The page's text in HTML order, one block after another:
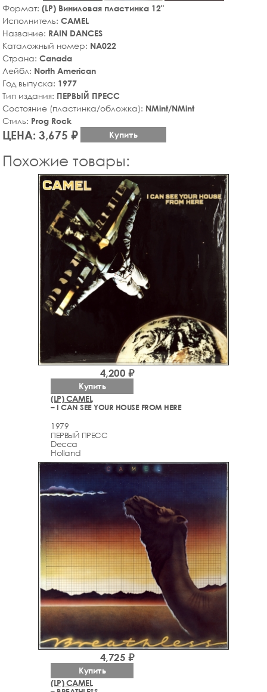
Формат: (LP) Виниловая пластинка 12"
Исполнитель: CAMEL
Название: RAIN DANCES
Каталожный номер: NA022
Страна: Canada
Лейбл: North American
Год выпуска: 1977
Тип издания: ПЕРВЫЙ ПРЕСС
Состояние (пластинка/обложка): NMint/NMint
Стиль: Prog Rock
ЦЕНА: 3,675 ₽ Купить
Похожие товары:
(LP) CAMEL
– I CAN SEE YOUR HOUSE FROM HERE
1979
ПЕРВЫЙ ПРЕСС
Decca
Holland
4,200 ₽
Купить
(LP) CAMEL
4,725 ₽
Купить